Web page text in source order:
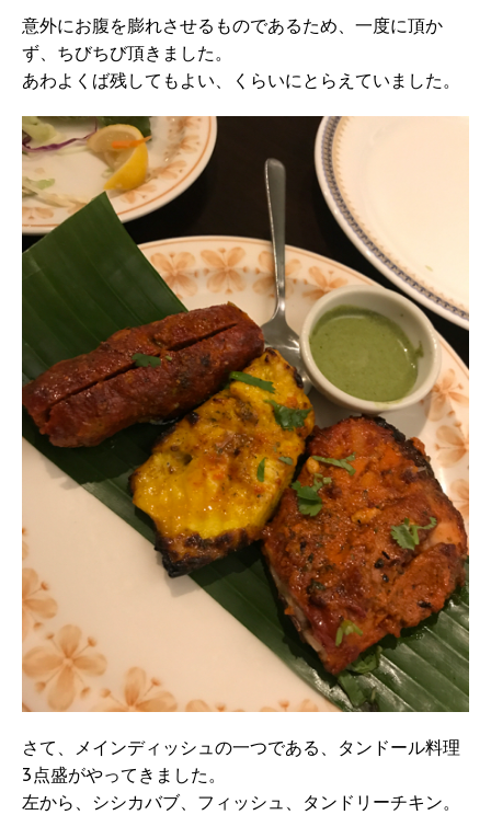
意外にお腹を膨れさせるものであるため、一度に頂か
ず、ちびちび頂きました。
あわよくば残してもよい、くらいにとらえていました。
さて、メインディッシュの一つである、タンドール料理
3点盛がやってきました。
左から、シシカバブ、フィッシュ、タンドリーチキン。